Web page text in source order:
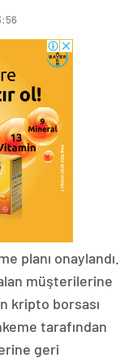
planı onaylandı.
müşterilerine
kripto borsası
tarafından
geri